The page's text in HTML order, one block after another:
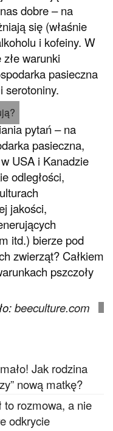
dobre – na
się (właśnie
i kofeiny. W
warunki
pasieczna
serotoniny.
pytań – na
pasieczna,
USA i Kanadzie
odległości,
jakości,
itd.) bierze pod
zwierząt? Całkiem
pszczoły
beeculture.com
Jak rodzina
nową matkę?
to rozmowa, a nie
odkrycie